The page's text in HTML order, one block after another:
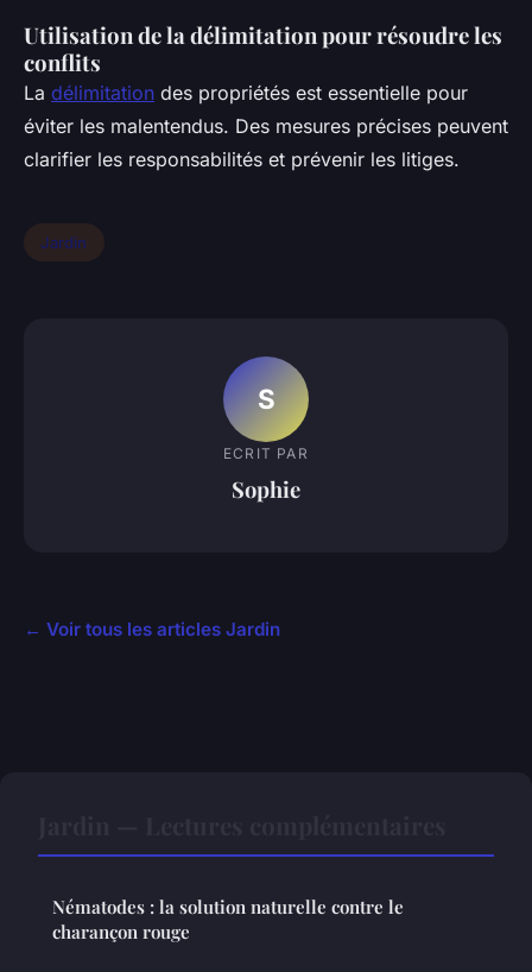
Utilisation de la délimitation pour résoudre les
conflits
La délimitation des propriétés est essentielle pour
éviter les malentendus. Des mesures précises peuvent
clarifier les responsabilités et prévenir les litiges.
Jardin
S
ECRIT PAR
Sophie
← Voir tous les articles Jardin
Nématodes : la solution naturelle contre le
charançon rouge